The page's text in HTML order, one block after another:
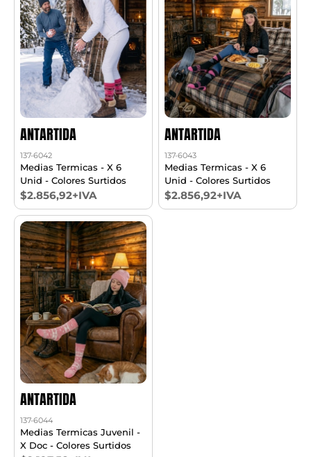
ANTARTIDA
137-6042
Medias Termicas - X 6
Unid - Colores Surtidos
$2.856,92+IVA
ANTARTIDA
137-6043
Medias Termicas - X 6
Unid - Colores Surtidos
$2.856,92+IVA
ANTARTIDA
137-6044
Medias Termicas Juvenil -
X Doc - Colores Surtidos